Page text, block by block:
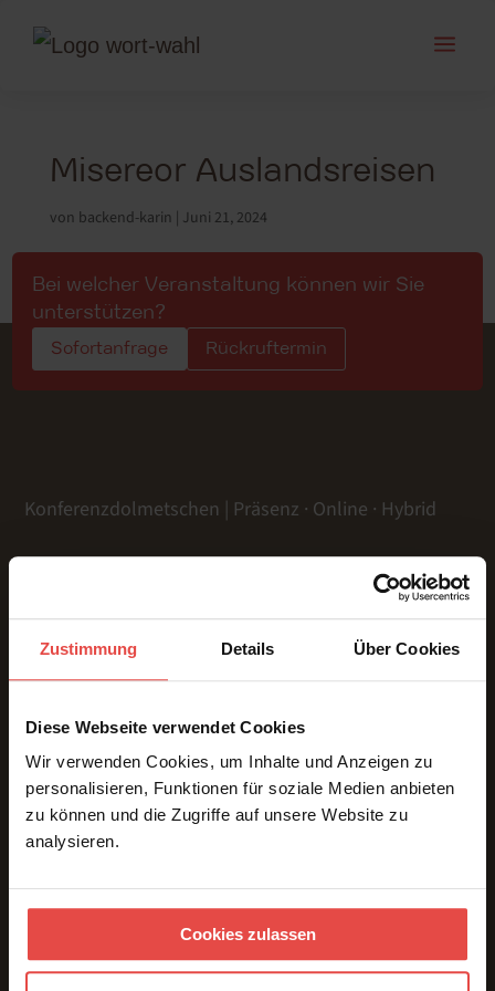
Zustimmung Details Über Cookies
Diese Webseite verwendet Cookies
Wir verwenden Cookies, um Inhalte und Anzeigen zu
personalisieren, Funktionen für soziale Medien anbieten
zu können und die Zugriffe auf unsere Website zu
analysieren.
Cookies zulassen
a
Misereor Auslandsreisen
von backend-karin Juni 21, 2024
Bei welcher Veranstaltung können wir Sie
unterstützen?
Sofortanfrage Rückruftermin
Konferenzdolmetschen | Präsenz · Online · Hybrid
LEISTUNGEN
Präsenz
Hybrid
Dolmetschtechnik
Übersetzungen
Voice Over
ÜBER UNS & REFERENZEN
Referenzen
Kundenstimmen